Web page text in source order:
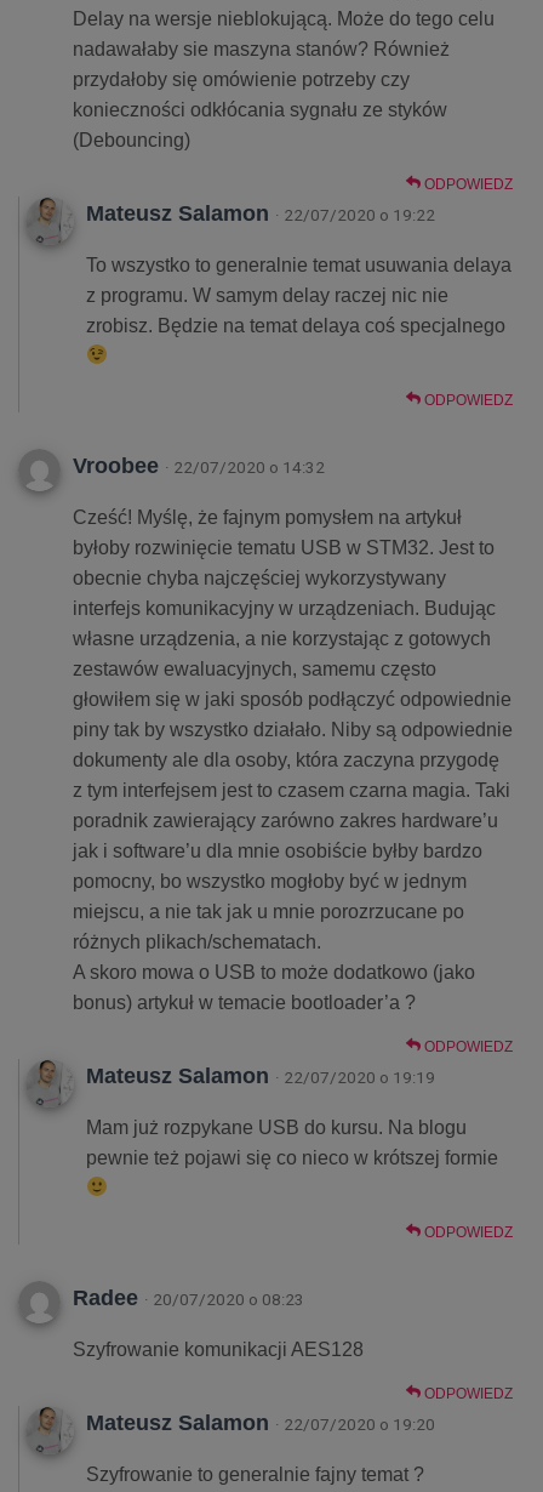
Delay na wersje nieblokującą. Może do tego celu
nadawałaby sie maszyna stanów? Również
przydałoby się omówienie potrzeby czy
konieczności odkłócania sygnału ze styków
(Debouncing)
ODPOWIEDZ
Mateusz Salamon · 22/07/2020 o 19:22
To wszystko to generalnie temat usuwania delaya
z programu. W samym delay raczej nic nie
zrobisz. Będzie na temat delaya coś specjalnego
ODPOWIEDZ
Vroobee · 22/07/2020 o 14:32
Cześć! Myślę, że fajnym pomysłem na artykuł
byłoby rozwinięcie tematu USB w STM32. Jest to
obecnie chyba najczęściej wykorzystywany
interfejs komunikacyjny w urządzeniach. Budując
własne urządzenia, a nie korzystając z gotowych
zestawów ewaluacyjnych, samemu często
głowiłem się w jaki sposób podłączyć odpowiednie
piny tak by wszystko działało. Niby są odpowiednie
dokumenty ale dla osoby, która zaczyna przygodę
z tym interfejsem jest to czasem czarna magia. Taki
poradnik zawierający zarówno zakres hardware’u
jak i software’u dla mnie osobiście byłby bardzo
pomocny, bo wszystko mogłoby być w jednym
miejscu, a nie tak jak u mnie porozrzucane po
różnych plikach/schematach.
A skoro mowa o USB to może dodatkowo (jako
bonus) artykuł w temacie bootloader’a ?
ODPOWIEDZ
Mateusz Salamon · 22/07/2020 o 19:19
Mam już rozpykane USB do kursu. Na blogu
pewnie też pojawi się co nieco w krótszej formie
ODPOWIEDZ
Radee · 20/07/2020 o 08:23
Szyfrowanie komunikacji AES128
ODPOWIEDZ
Mateusz Salamon · 22/07/2020 o 19:20
Szyfrowanie to generalnie fajny temat ?